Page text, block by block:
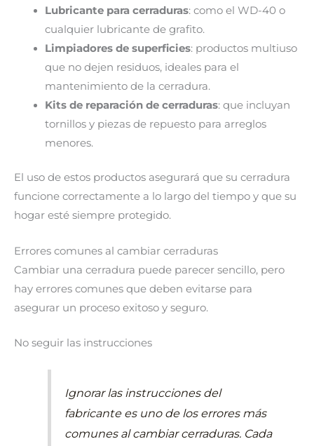
Lubricante para cerraduras: como el WD-40 o
cualquier lubricante de grafito.
Limpiadores de superficies: productos multiuso
que no dejen residuos, ideales para el
mantenimiento de la cerradura.
Kits de reparación de cerraduras: que incluyan
tornillos y piezas de repuesto para arreglos
menores.
El uso de estos productos asegurará que su cerradura
funcione correctamente a lo largo del tiempo y que su
hogar esté siempre protegido.
Errores comunes al cambiar cerraduras
Cambiar una cerradura puede parecer sencillo, pero
hay errores comunes que deben evitarse para
asegurar un proceso exitoso y seguro.
No seguir las instrucciones
Ignorar las instrucciones del
fabricante es uno de los errores más
comunes al cambiar cerraduras. Cada